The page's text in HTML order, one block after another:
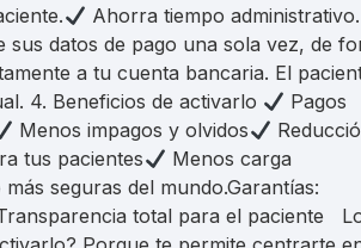
Ahorra tiempo
datos de pago una sola vez, de
a tu cuenta bancaria. El
4. Beneficios de activarlo
Pagos
Menos impagos y olvidos
tus pacientes
Menos carga
seguras del mundo.Garantías:
total para el paciente